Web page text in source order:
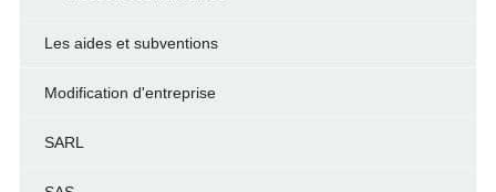
Les aides et subventions
Modification d'entreprise
SARL